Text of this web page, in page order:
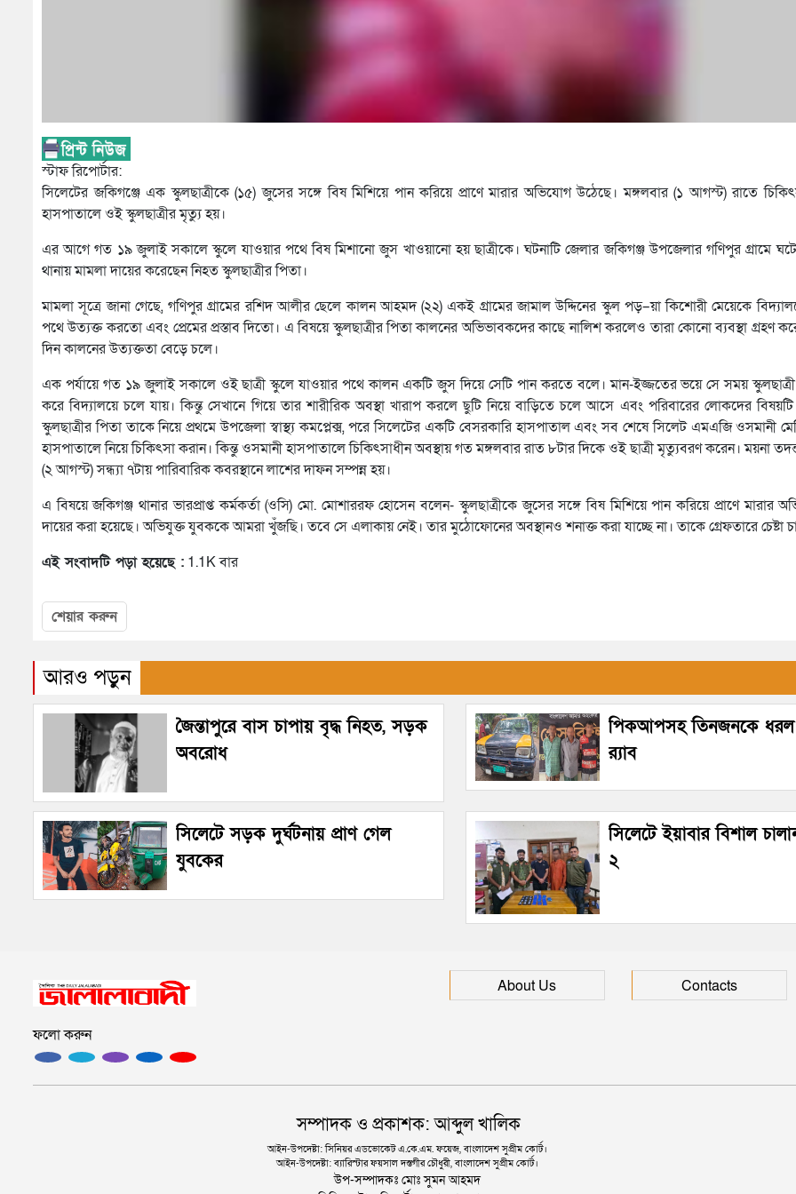
স্টাফ রিপোর্টার:
সিলেটের জকিগঞ্জে এক স্কুলছাত্রীকে (১৫) জুসের সঙ্গে বিষ মিশিয়ে পান করিয়ে প্রাণে মারার অভিযোগ উঠেছে। মঙ্গলবার (১ আগস্ট) রাতে
হাসপাতালে ওই স্কুলছাত্রীর মৃত্যু হয়।
এর আগে গত ১৯ জুলাই সকালে স্কুলে যাওয়ার পথে বিষ মিশানো জুস খাওয়ানো হয় ছাত্রীকে। ঘটনাটি জেলার জকিগঞ্জ উপজেলার গণিপুর গ্রামে
থানায় মামলা দায়ের করেছেন নিহত স্কুলছাত্রীর পিতা।
মামলা সূত্রে জানা গেছে, গণিপুর গ্রামের রশিদ আলীর ছেলে কালন আহমদ (২২) একই গ্রামের জামাল উদ্দিনের স্কুল পড়–য়া কিশোরী মেয়েকে
পথে উত্যক্ত করতো এবং প্রেমের প্রস্তাব দিতো। এ বিষয়ে স্কুলছাত্রীর পিতা কালনের অভিভাবকদের কাছে নালিশ করলেও তারা কোনো ব্যবস্থা গ্রহণ
দিন কালনের উত্যক্ততা বেড়ে চলে।
এক পর্যায়ে গত ১৯ জুলাই সকালে ওই ছাত্রী স্কুলে যাওয়ার পথে কালন একটি জুস দিয়ে সেটি পান করতে বলে। মান-ইজ্জতের ভয়ে সে সময়
করে বিদ্যালয়ে চলে যায়। কিন্তু সেখানে গিয়ে তার শারীরিক অবস্থা খারাপ করলে ছুটি নিয়ে বাড়িতে চলে আসে এবং পরিবারের লোকদের
স্কুলছাত্রীর পিতা তাকে নিয়ে প্রথমে উপজেলা স্বাস্থ্য কমপ্লেক্স, পরে সিলেটের একটি বেসরকারি হাসপাতাল এবং সব শেষে সিলেট এমএজি ওসমানী
হাসপাতালে নিয়ে চিকিৎসা করান। কিন্তু ওসমানী হাসপাতালে চিকিৎসাধীন অবস্থায় গত মঙ্গলবার রাত ৮টার দিকে ওই ছাত্রী মৃত্যুবরণ করেন। ময়না
(২ আগস্ট) সন্ধ্যা ৭টায় পারিবারিক কবরস্থানে লাশের দাফন সম্পন্ন হয়।
এ বিষয়ে জকিগঞ্জ থানার ভারপ্রাপ্ত কর্মকর্তা (ওসি) মো. মোশাররফ হোসেন বলেন- স্কুলছাত্রীকে জুসের সঙ্গে বিষ মিশিয়ে পান করিয়ে প্রাণে মারার
দায়ের করা হয়েছে। অভিযুক্ত যুবককে আমরা খুঁজছি। তবে সে এলাকায় নেই। তার মুঠোফোনের অবস্থানও শনাক্ত করা যাচ্ছে না। তাকে গ্রেফতারে চেষ্টা
এই সংবাদটি পড়া হয়েছে : 1.1K বার
শেয়ার করুন
আরও পড়ুন
জৈন্তাপুরে বাস চাপায় বৃদ্ধ নিহত, সড়ক
অবরোধ
পিকআপসহ তিনজনকে ধরল
র‌্যাব
সিলেটে সড়ক দুর্ঘটনায় প্রাণ গেল
যুবকের
সিলেটে ইয়াবার বিশাল
২
ফলো করুন
About Us Contacts
সম্পাদক ও প্রকাশক: আব্দুল খালিক
আইন-উপদেষ্টা: সিনিয়র এডভোকেট এ.কে.এম. ফয়েজ, বাংলাদেশ সুপ্রীম কোর্ট।
আইন-উপদেষ্টা: ব্যারিস্টার ফয়সাল দস্তগীর চৌধুরী, বাংলাদেশ সুপ্রীম কোর্ট।
উপ-সম্পাদকঃ মোঃ সুমন আহমদ